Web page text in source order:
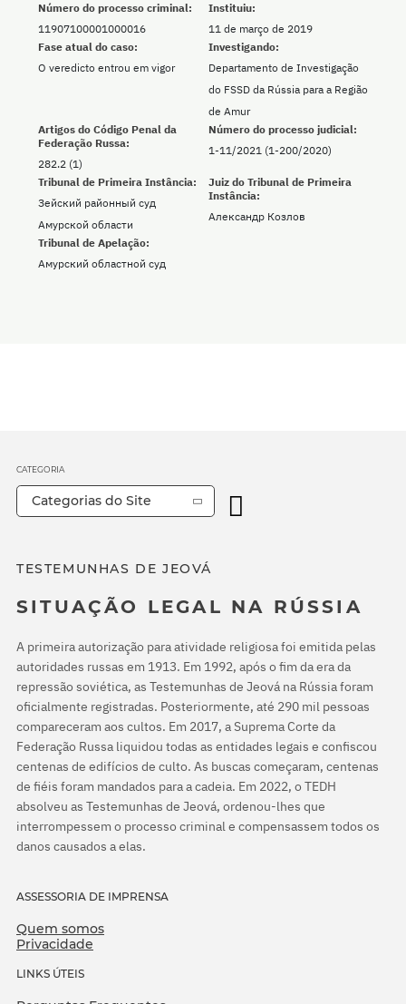
Número do processo criminal:
11907100001000016
Instituiu:
11 de março de 2019
Fase atual do caso:
O veredicto entrou em vigor
Investigando:
Departamento de Investigação
do FSSD da Rússia para a Região
de Amur
Artigos do Código Penal da
Federação Russa:
282.2 (1)
Número do processo judicial:
1-11/2021 (1-200/2020)
Tribunal de Primeira Instância:
Зейский районный суд
Амурской области
Juiz do Tribunal de Primeira
Instância:
Александр Козлов
Tribunal de Apelação:
Амурский областной суд
TESTEMUNHAS DE JEOVÁ
SITUAÇÃO LEGAL NA RÚSSIA
A primeira autorização para atividade religiosa foi emitida pelas
autoridades russas em 1913. Em 1992, após o fim da era da
repressão soviética, as Testemunhas de Jeová na Rússia foram
oficialmente registradas. Posteriormente, até 290 mil pessoas
compareceram aos cultos. Em 2017, a Suprema Corte da
Federação Russa liquidou todas as entidades legais e confiscou
centenas de edifícios de culto. As buscas começaram, centenas
de fiéis foram mandados para a cadeia. Em 2022, o TEDH
absolveu as Testemunhas de Jeová, ordenou-lhes que
interrompessem o processo criminal e compensassem todos os
danos causados a elas.
ASSESSORIA DE IMPRENSA
Quem somos
Privacidade
LINKS ÚTEIS
CATEGORIA
Categorias do Site